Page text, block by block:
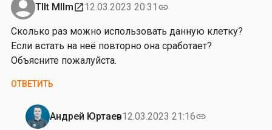
е
л
ь
н
и
к
в
Tllt Mllmopen_in_new12.03.2023 20:31 link
Сколько раз можно использовать данную клетку?
Если встать на неё повторно она сработает?
Объясните пожалуйста.
ОТВЕТИТЬ
Андрей Юртаев12.03.2023 21:16link
Ответ